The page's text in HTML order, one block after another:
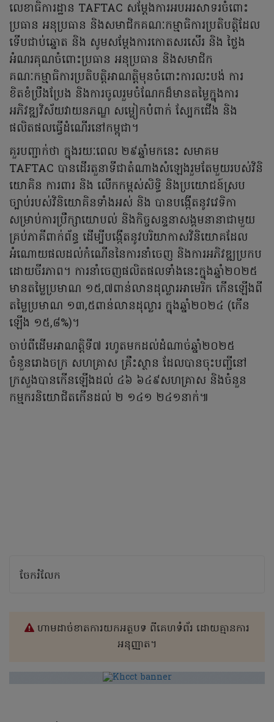
លេខាធិការដ្ឋាន TAFTAC សម្តែងការអបអរសាទរចំពោះ
ប្រធាន អនុប្រធាន និងសមាជិកគណៈកម្មាធិការប្រតិបត្តិដែល
ទើបជាប់ឆ្នោត និង សូមសម្តែងការកោតសរសើរ និង ថ្លៃង
អំណរគុណចំពោះប្រធាន អនុប្រធាន និងសមាជិក
គណៈកម្មាធិការប្រតិបត្តិអាណត្តិមុនចំពោះការលះបង់ ការ
ខិតខំប្រឹងប្រែង និងការចូលរួមចំណែកដ៏មានតម្លៃក្នុងការ
អភិវឌ្ឍវិស័យវាយនភណ្ឌ សម្លៀកបំពាក់ ស្បែកជើង និង
ផលិតផលធ្វើដំណើរនៅកម្ពុជា។
គួរបញ្ជាក់ថា ក្នុងរយៈពេល ២៩ឆ្នាំមកនេះ សមាគម
TAFTAC បានដើរតួនាទីជាតំណាងសំឡេងរួមតែមួយរបស់វិនិ
យោគិន ការពារ និង លើកកម្ពស់សិទ្ធិ និងប្រយោជន៍ស្រប
ច្បាប់របស់វិនិយោគិនទាំងអស់ និង បានបង្កើតនូវវេទិកា
សម្រាប់ការប្រឹក្សាយោបល់ និងកិច្ចសន្ទនាសង្គមនានាជាមួយ
គ្រប់ភាគីពាក់ព័ន្ធ ដើម្បីបង្កើតនូវបរិយាកាសវិនិយោគដែល
អំណោយផលដល់កំណើននៃការនាំចេញ និងការអភិវឌ្ឍប្រកប
ដោយចីរភាព។ ការនាំចេញផលិតផលទាំងនេះក្នុងឆ្នាំ២០២៥
មានតម្លៃប្រមាណ ១៥,៧ពាន់លានដុល្លារអាមេរិក កើនឡើងពី
តម្លៃប្រមាណ ១៣,៥ពាន់លានដុល្លារ ក្នុងឆ្នាំ២០២៤ (កើន
ឡើង ១៥,៨%)។
ចាប់ពីដើមអាណត្តិទី៧ រហូតមកដល់ដំណាច់ឆ្នាំ២០២៥
ចំនួនរោងចក្រ សហគ្រាស គ្រឹះស្ថាន ដែលបានចុះបញ្ជីនៅ
ក្រសួងបានកើនឡើងដល់ ៤៦ ៦៤៩សហគ្រាស និងចំនួន
កម្មករនិយោជិតកើនដល់ ២ ១៤១ ២៤១នាក់៕
ចែករំលែក
ហាមដាច់ខាតការយកអត្ថបទ ពីគេហទំព័រ ដោយគ្មានការ
អនុញ្ញាត។